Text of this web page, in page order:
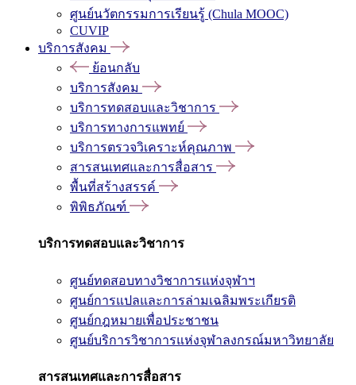
ศูนย์นวัตกรรมการเรียนรู้ (Chula MOOC)
CUVIP
บริการสังคม
ย้อนกลับ
บริการสังคม
บริการทดสอบและวิชาการ
บริการทางการแพทย์
บริการตรวจวิเคราะห์คุณภาพ
สารสนเทศและการสื่อสาร
พื้นที่สร้างสรรค์
พิพิธภัณฑ์
บริการทดสอบและวิชาการ
ศูนย์ทดสอบทางวิชาการแห่งจุฬาฯ
ศูนย์การแปลและการล่ามเฉลิมพระเกียรติ
ศูนย์กฎหมายเพื่อประชาชน
ศูนย์บริการวิชาการแห่งจุฬาลงกรณ์มหาวิทยาลัย
สารสนเทศและการสื่อสาร